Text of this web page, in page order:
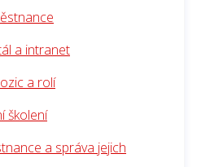
a intranet
a rolí
školení
a správa jejich